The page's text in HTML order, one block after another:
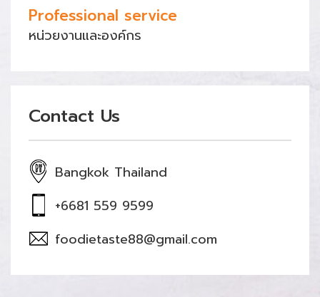
Professional service
หน่วยงานและองค์กร
Contact Us
Bangkok Thailand
+6681 559 9599
foodietaste88@gmail.com